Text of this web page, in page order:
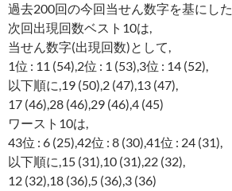
過去200回の今回当せん数字を基にした
次回出現回数ベスト10は,
当せん数字(出現回数)として,
1位 : 11 (54),2位 : 1 (53),3位 : 14 (52),
以下順に,19 (50),2 (47),13 (47),
17 (46),28 (46),29 (46),4 (45)
ワースト10は,
43位 : 6 (25),42位 : 8 (30),41位 : 24 (31),
以下順に,15 (31),10 (31),22 (32),
12 (32),18 (36),5 (36),3 (36)